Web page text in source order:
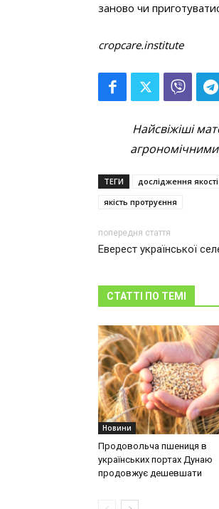
заново чи
cropcare.institute
Найсвіжіші
ТЕГИ дослідження
якість протруєння
попередня стаття
Еверест української
СТАТТІ ПО ТЕМІ
Новини
Продовольча пшениця в
українських портах Дунаю
продовжує дешевшати